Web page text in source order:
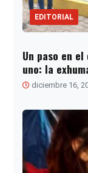
EDITORIAL
Un paso en
uno: la
diciembre 16,